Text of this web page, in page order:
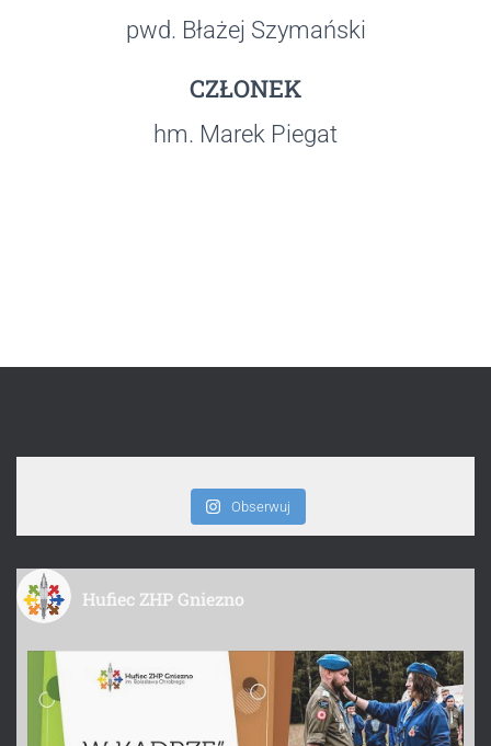
pwd. Błażej Szymański
CZŁONEK
hm. Marek Piegat
Obserwuj
Hufiec ZHP Gniezno